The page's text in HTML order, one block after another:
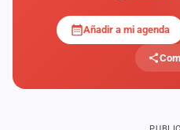
Añadir a mi agenda
Formaciones